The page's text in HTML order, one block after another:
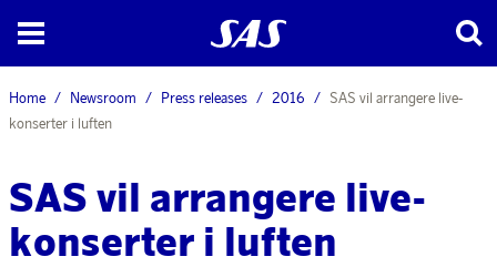
Home Newsroom Press releases 2016
SAS vil arrangere live-
konserter i luften
SAS vil arrangere live-
konserter i luften